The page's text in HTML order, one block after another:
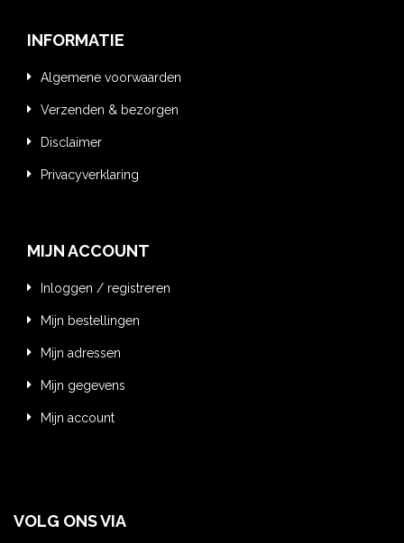
INFORMATIE
Algemene voorwaarden
Verzenden & bezorgen
Disclaimer
Privacyverklaring
MIJN ACCOUNT
Inloggen / registreren
Mijn bestellingen
Mijn adressen
Mijn gegevens
Mijn account
VOLG ONS VIA